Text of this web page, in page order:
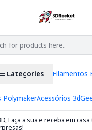
Categories Filamentos
PolymakerAcessórios 3d
Faça a sua e receba em